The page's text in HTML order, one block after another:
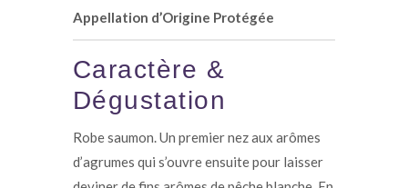
Appellation d’Origine Protégée
Caractère &
Dégustation
Robe saumon. Un premier nez aux arômes
d’agrumes qui s’ouvre ensuite pour laisser